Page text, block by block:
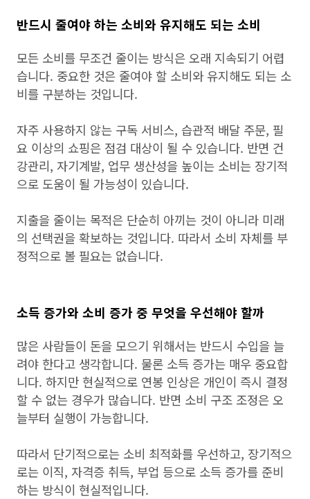
반드시 줄여야 하는 소비와 유지해도 되는 소비
모든 소비를 무조건 줄이는 방식은 오래 지속되기 어렵
습니다. 중요한 것은 줄여야 할 소비와 유지해도 되는 소
비를 구분하는 것입니다.
자주 사용하지 않는 구독 서비스, 습관적 배달 주문, 필
요 이상의 쇼핑은 점검 대상이 될 수 있습니다. 반면 건
강관리, 자기계발, 업무 생산성을 높이는 소비는 장기적
으로 도움이 될 가능성이 있습니다.
지출을 줄이는 목적은 단순히 아끼는 것이 아니라 미래
의 선택권을 확보하는 것입니다. 따라서 소비 자체를 부
정적으로 볼 필요는 없습니다.
소득 증가와 소비 증가 중 무엇을 우선해야 할까
많은 사람들이 돈을 모으기 위해서는 반드시 수입을 늘
려야 한다고 생각합니다. 물론 소득 증가는 매우 중요합
니다. 하지만 현실적으로 연봉 인상은 개인이 즉시 결정
할 수 없는 경우가 많습니다. 반면 소비 구조 조정은 오
늘부터 실행이 가능합니다.
따라서 단기적으로는 소비 최적화를 우선하고, 장기적으
로는 이직, 자격증 취득, 부업 등으로 소득 증가를 준비
하는 방식이 현실적입니다.